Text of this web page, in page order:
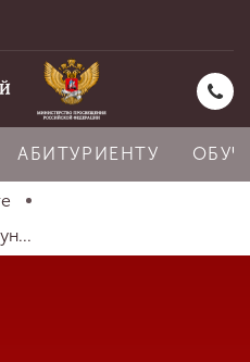
АБИТУРИЕНТУ